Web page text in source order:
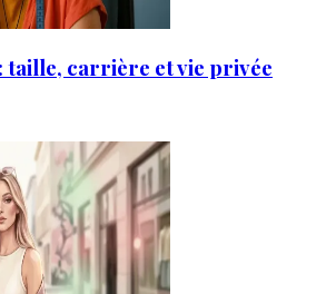
taille, carrière et vie privée